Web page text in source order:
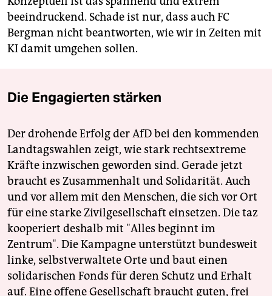
beeindruckend. Schade ist nur, dass auch FC
Bergman nicht beantworten, wie wir in Zeiten mit
KI damit umgehen sollen.
Die Engagierten stärken
Der drohende Erfolg der AfD bei den kommenden
Landtagswahlen zeigt, wie stark rechtsextreme
Kräfte inzwischen geworden sind. Gerade jetzt
braucht es Zusammenhalt und Solidarität. Auch
und vor allem mit den Menschen, die sich vor Ort
für eine starke Zivilgesellschaft einsetzen. Die taz
kooperiert deshalb mit "Alles beginnt im
Zentrum". Die Kampagne unterstützt bundesweit
linke, selbstverwaltete Orte und baut einen
solidarischen Fonds für deren Schutz und Erhalt
auf. Eine offene Gesellschaft braucht guten, frei